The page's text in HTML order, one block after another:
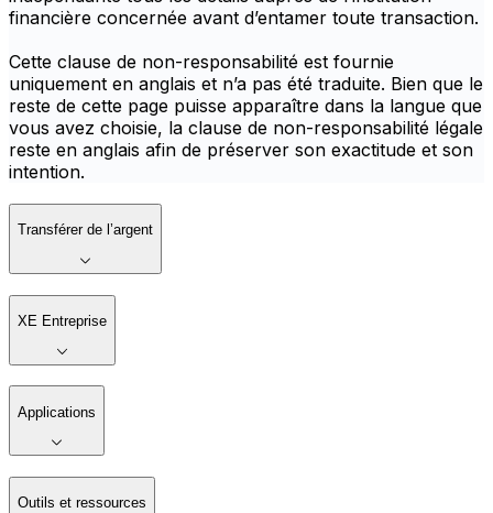
financière concernée avant d’entamer toute transaction.
Cette clause de non-responsabilité est fournie
uniquement en anglais et n’a pas été traduite. Bien que le
reste de cette page puisse apparaître dans la langue que
vous avez choisie, la clause de non-responsabilité légale
reste en anglais afin de préserver son exactitude et son
intention.
Transférer de l’argent
XE Entreprise
Applications
Outils et ressources